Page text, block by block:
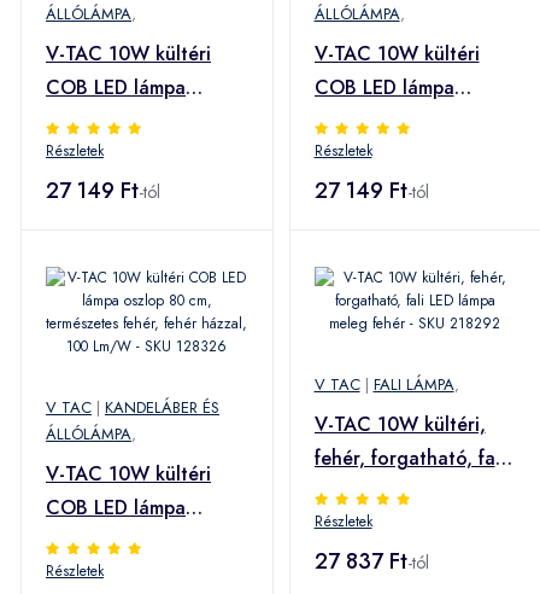
ÁLLÓLÁMPA,
V-TAC 10W kültéri
COB LED lámpa
oszlop 80 cm, hideg
fehér, fekete házzal,
100 Lm/W - SKU
Részletek
27 149 Ft-tól
ÁLLÓLÁMPA,
V-TAC 10W kültéri
COB LED lámpa
oszlop 80 cm, meleg
fehér, fehér házzal,
100 Lm/W - SKU
Részletek
27 149 Ft-tól
V TAC | KANDELÁBER ÉS
ÁLLÓLÁMPA,
V-TAC 10W kültéri
COB LED lámpa
oszlop 80 cm,
természetes fehér,
Részletek
V TAC| FALI LÁMPA,
V-TAC 10W kültéri,
fehér, forgatható, fali
LED lámpa meleg
fehér - SKU 218292
Részletek
27 837 Ft-tól